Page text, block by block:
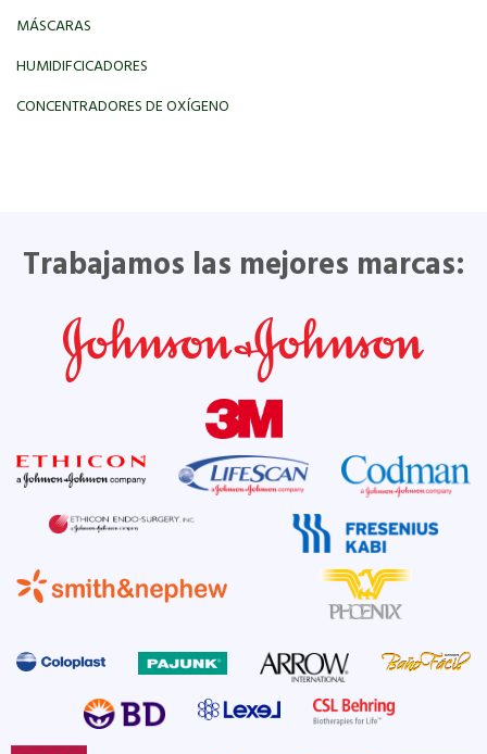
MÁSCARAS
HUMIDIFCICADORES
CONCENTRADORES DE OXÍGENO
Trabajamos las mejores marcas: